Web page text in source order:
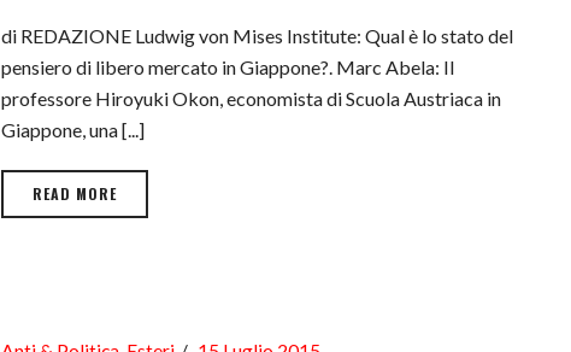
di REDAZIONE Ludwig von Mises Institute: Qual è lo stato del
pensiero di libero mercato in Giappone?. Marc Abela: Il
professore Hiroyuki Okon, economista di Scuola Austriaca in
Giappone, una [...]
READ MORE